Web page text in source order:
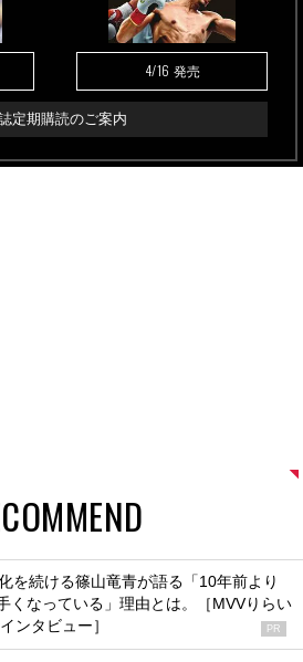
4/16 発売
定期購読のご案内
を続ける篠山竜青が語る「10年前より
くなっている」理由とは。［MVVりらい
ンタビュー］
PR